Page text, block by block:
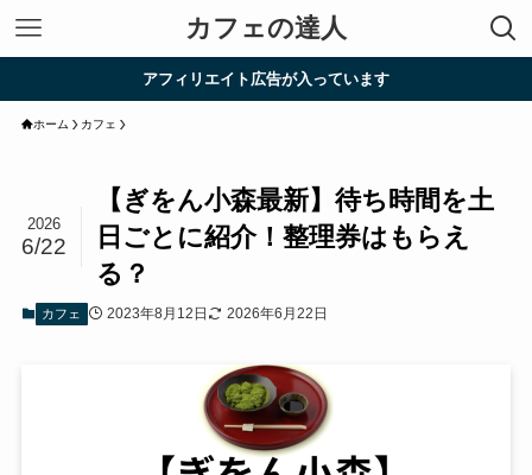
カフェの達人
アフィリエイト広告が入っています
ホーム カフェ
【ぎをん小森最新】待ち時間を土
日ごとに紹介！整理券はもらえ
る？
2026
6/22
カフェ 2023年8月12日 2026年6月22日